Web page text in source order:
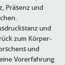
Präsenz und
und
zum Körper-
und
Vorerfahrung